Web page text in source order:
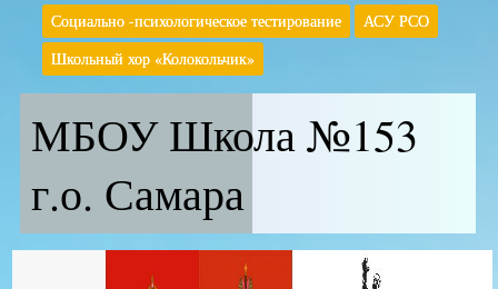
Социально -психологическое тестирование
АСУ РСО
Школьный хор «Колокольчик»
МБОУ Школа №153
г.о. Самара